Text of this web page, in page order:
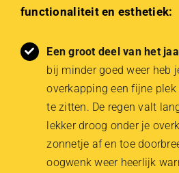
functionaliteit en esthetiek:
Een groot deel van het
bij minder goed weer heb
overkapping een fijne
te zitten. De regen valt
lekker droog onder je
zonnetje af en toe
oogwenk weer heerlijk